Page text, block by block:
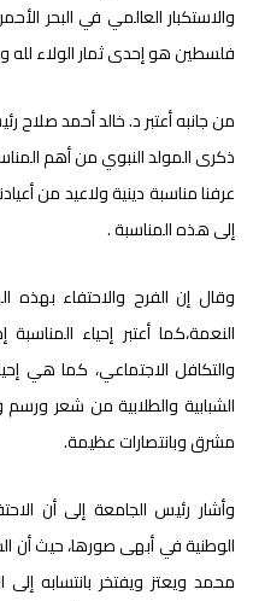
والاستكبار العالمي في البحر
فلسطين هو إحدى ثمار الولاء لله
من جانبه أعتبر د. خالد أحمد صلاح
ذكرى المولد النبوي من أهم
عرفنا مناسبة دينية ولاعيد من
إلى هذه المناسبة .
وقال إن الفرح والاحتفاء
النعمة،كما أعتبر إحياء
والتكافل الاجتماعي، كما هي
الشبابية والطلابية من شعر
مشرق وبانتصارات عظيمة.
وأشار رئيس الجامعة إلى أن
الوطنية في أبهى صورها، حيث أن
محمد ويعتز ويفتخر بانتسابه